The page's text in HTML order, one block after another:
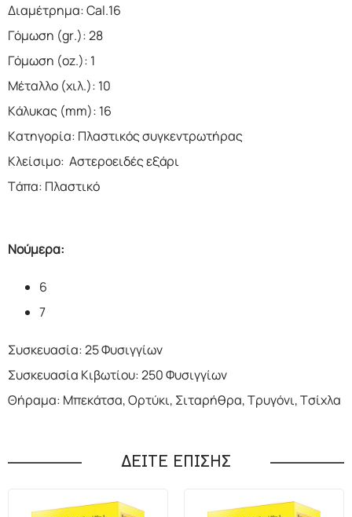
Διαμέτρημα: Cal.16
Γόμωση (gr.): 28
Γόμωση (oz.): 1
Μέταλλο (χιλ.): 10
Κάλυκας (mm): 16
Κατηγορία: Πλαστικός συγκεντρωτήρας
Κλείσιμο: Αστεροειδές εξάρι
Τάπα: Πλαστικό
Νούμερα:
6
7
Συσκευασία: 25 Φυσιγγίων
Συσκευασία Κιβωτίου: 250 Φυσιγγίων
Θήραμα: Μπεκάτσα, Ορτύκι, Σιταρήθρα, Τρυγόνι, Τσίχλα
ΔΕΙΤΕ ΕΠΙΣΗΣ